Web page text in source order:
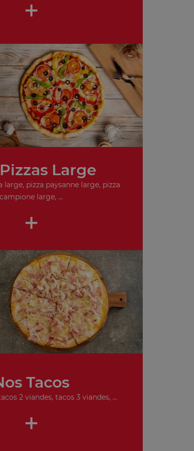
+
Large
pizza paysanne large, pizza
campione large, ...
+
Tacos
2 viandes, tacos 3 viandes, ...
+